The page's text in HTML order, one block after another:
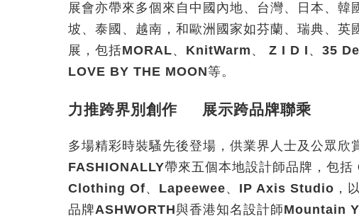
展會亦帶來多個來自中國內地、台灣、日本、韓
坡、泰國、越南，和歐洲國家如芬蘭、瑞典、英
展，包括MORAL、 KnitWarm 、 Z I D I 、 35
LOVE BY THE MOON等。
力推跨界別創作 展示跨品牌聯乘
多場精彩時裝騷先後登場，供業界人士及公眾欣
FASHIONALLY帶來五個本地設計師品牌，包括
Clothing Of、 Lapeewee、 IP Axis Studio ，
品牌ASHWORTH與香港知名設計師Mountain